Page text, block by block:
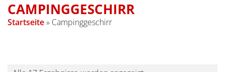
CAMPINGGESCHIRR
Startseite» Campinggeschirr